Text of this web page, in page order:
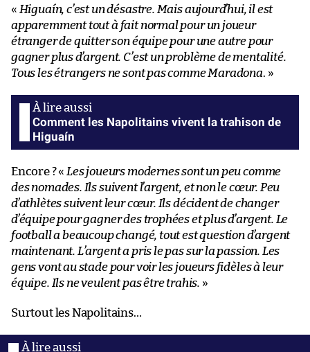
« Higuaín, c’est un désastre. Mais aujourd’hui, il est
apparemment tout à fait normal pour un joueur
étranger de quitter son équipe pour une autre pour
gagner plus d’argent. C’est un problème de mentalité.
Tous les étrangers ne sont pas comme Maradona. »
Comment les Napolitains vivent la trahison de
Higuaín
Encore ? « Les joueurs modernes sont un peu comme
des nomades. Ils suivent l’argent, et non le cœur. Peu
d’athlètes suivent leur cœur. Ils décident de changer
d’équipe pour gagner des trophées et plus d’argent. Le
football a beaucoup changé, tout est question d’argent
maintenant. L’argent a pris le pas sur la passion. Les
gens vont au stade pour voir les joueurs fidèles à leur
équipe. Ils ne veulent pas être trahis. »
Surtout les Napolitains…